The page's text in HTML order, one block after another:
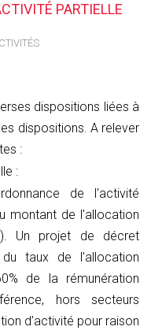
PARTIELLE
dispositions liées à
dispositions. A relever
:
:
de l'activité
montant de l'allocation
Un projet de décret
taux de l'allocation
de la rémunération
hors secteurs
d’activité pour raison